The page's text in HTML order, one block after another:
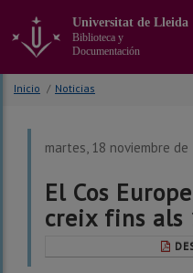
contenido
principal
Universitat de Lleida
Biblioteca y
Documentación
Inicio / Noticias
martes, 18 noviembre de
El Cos
creix fins als